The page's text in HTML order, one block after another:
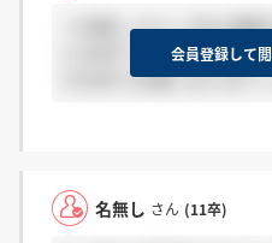
＞名無しさんへ 私も連
にお祈りと見なしてます
かお祈りは後にまとめて
会員登録して
名無し さん (11卒)